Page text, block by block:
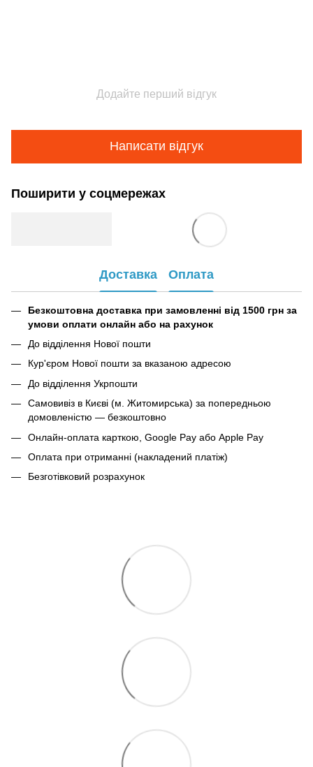
Додайте перший відгук
Написати відгук
Поширити у соцмережах
Доставка Оплата
Безкоштовна доставка при замовленні від 1500 грн за
умови оплати онлайн або на рахунок
До відділення Нової пошти
Кур'єром Нової пошти за вказаною адресою
До відділення Укрпошти
Самовивіз в Києві (м. Житомирська) за попередньою
домовленістю — безкоштовно
Онлайн-оплата карткою, Google Pay або Apple Pay
Оплата при отриманні (накладений платіж)
Безготівковий розрахунок